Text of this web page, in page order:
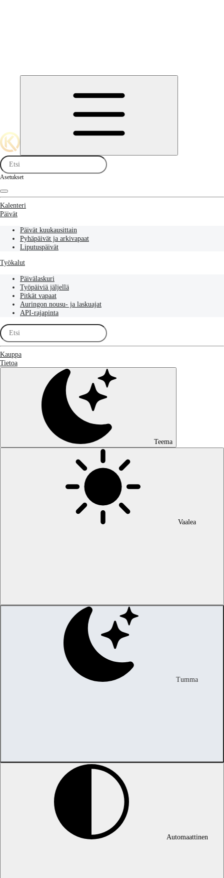
Asetukset
Kalenteri
Päivät
Päivät kuukausittain
Pyhäpäivät ja arkivapaat
Liputuspäivät
Työkalut
Päivälaskuri
Työpäiviä jäljellä
Pitkät vapaat
Auringon nousu- ja laskuajat
API-rajapinta
Kauppa
Tietoa
Teema
Vaalea
Tumma
Automaattinen